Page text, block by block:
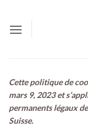
contenu
Cette politique de
mars 9, 2023 et
permanents légaux
Suisse.